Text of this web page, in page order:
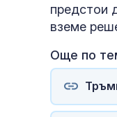
предстои
вземе
Още по